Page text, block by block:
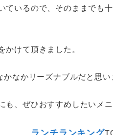
ているので、そのままでも
かけて頂きました。
なかリーズナブルだと思い
も、ぜひおすすめしたいメ
ランチランキング